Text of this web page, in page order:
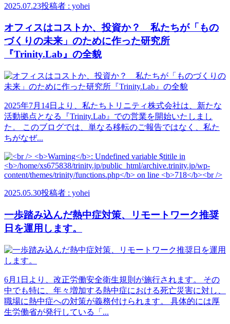
2025.07.23投稿者 : yohei
オフィスはコストか、投資か？ 私たちが「もの
づくりの未来」のために作った研究所
『Trinity.Lab』の全貌
2025年7月14日より、私たちトリニティ株式会社は、新たな
活動拠点となる『Trinity.Lab』での営業を開始いたしまし
た。 このブログでは、単なる移転のご報告ではなく、私た
ちがなぜ...
2025.05.30投稿者 : yohei
一歩踏み込んだ熱中症対策、リモートワーク推奨
日を運用します。
6月1日より、改正労働安全衛生規則が施行されます。 その
中でも特に、年々増加する熱中症における死亡災害に対し、
職場に熱中症への対策が義務付けられます。 具体的には厚
生労働省が発行している「...